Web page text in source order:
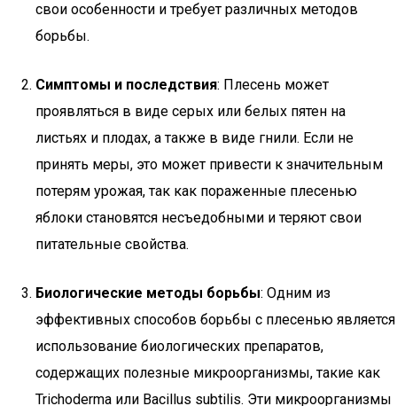
свои особенности и требует различных методов
борьбы.
Симптомы и последствия: Плесень может
проявляться в виде серых или белых пятен на
листьях и плодах, а также в виде гнили. Если не
принять меры, это может привести к значительным
потерям урожая, так как пораженные плесенью
яблоки становятся несъедобными и теряют свои
питательные свойства.
Биологические методы борьбы: Одним из
эффективных способов борьбы с плесенью является
использование биологических препаратов,
содержащих полезные микроорганизмы, такие как
Trichoderma или Bacillus subtilis. Эти микроорганизмы